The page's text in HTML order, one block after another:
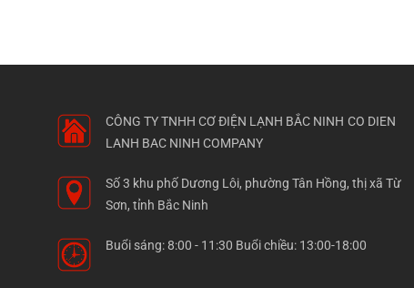
CÔNG TY TNHH CƠ ĐIỆN LẠNH BẮC NINH CO DIEN
LANH BAC NINH COMPANY
Số 3 khu phố Dương Lôi, phường Tân Hồng, thị xã Từ
Sơn, tỉnh Bắc Ninh
Buổi sáng: 8:00 - 11:30 Buổi chiều: 13:00-18:00